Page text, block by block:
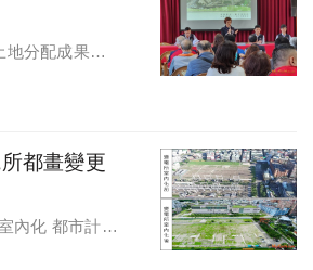
地分配成果公
都畫變更
內化 都市計畫